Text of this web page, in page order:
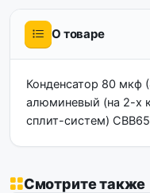
О товаре
Конденсатор 80 мкф
алюминевый (на 2-х
сплит-систем) CBB65
Смотрите также